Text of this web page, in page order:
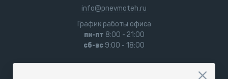
info@pnevmoteh.ru
График работы офиса
пн-пт 8:00 - 21:00
сб-вс 9:00 - 18:00